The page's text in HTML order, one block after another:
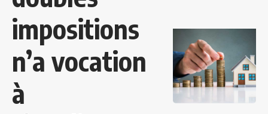
impositions
n’a vocation
à